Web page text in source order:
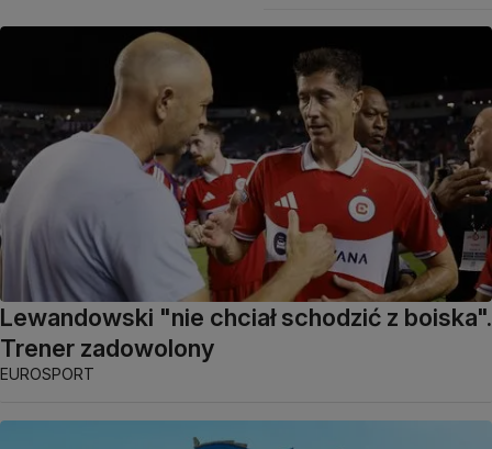
Lewandowski "nie chciał schodzić z boiska".
Trener zadowolony
EUROSPORT